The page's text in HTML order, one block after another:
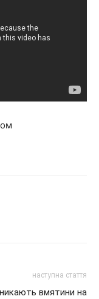
наступна стаття
вмятини на